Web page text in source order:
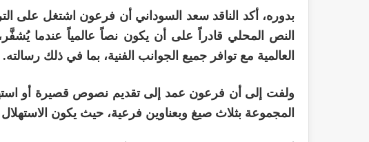
بدوره، أكد الناقد سعد السوداني أن فرعون اشتغل على
النص المحلي قادراً على أن يكون نصاً عالمياً عندما
العالمية مع توافر جميع الجوانب الفنية، بما في ذلك رسالته.
ولفت إلى أن فرعون عمد إلى تقديم نصوص قصيرة أو
المجموعة بثلاث صيغ وبعناوين فرعية، حيث يكون